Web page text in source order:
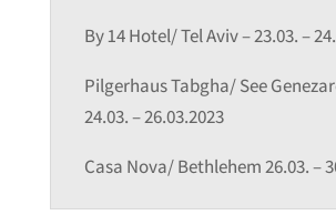
By 14 Hotel/ Tel Aviv – 23.03. –
Pilgerhaus Tabgha/ See
24.03. – 26.03.2023
Casa Nova/ Bethlehem 26.03. –